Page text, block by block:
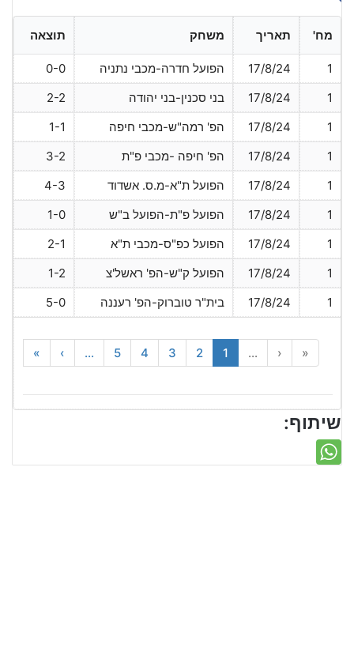
מח' תאריך משחק תוצאה
1
17/8/24 הפועל חדרה-מכבי נתניה
0-0
1
17/8/24 בני סכנין-בני יהודה
2-2
1
17/8/24 הפ' רמה"ש-מכבי חיפה
1-1
1
17/8/24 הפ' חיפה -מכבי פ"ת
3-2
1
17/8/24 הפועל ת"א-מ.ס. אשדוד
4-3
1
17/8/24 הפועל פ"ת-הפועל ב"ש
1-0
1
17/8/24 הפועל כפ"ס-מכבי ת"א
2-1
1
17/8/24 הפועל ק"ש-הפ' ראשל'צ
1-2
1
17/8/24 בית"ר טוברוק-הפ' רעננה 5-0
«
‹
...
1
2
3
4
5
...
›
»
שיתוף: